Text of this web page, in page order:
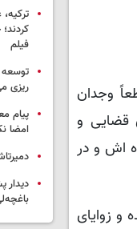
وجدان
قضایی و
اش و در
و زوایای
فیلم
توسعه
ریزی
امضا
دیدار